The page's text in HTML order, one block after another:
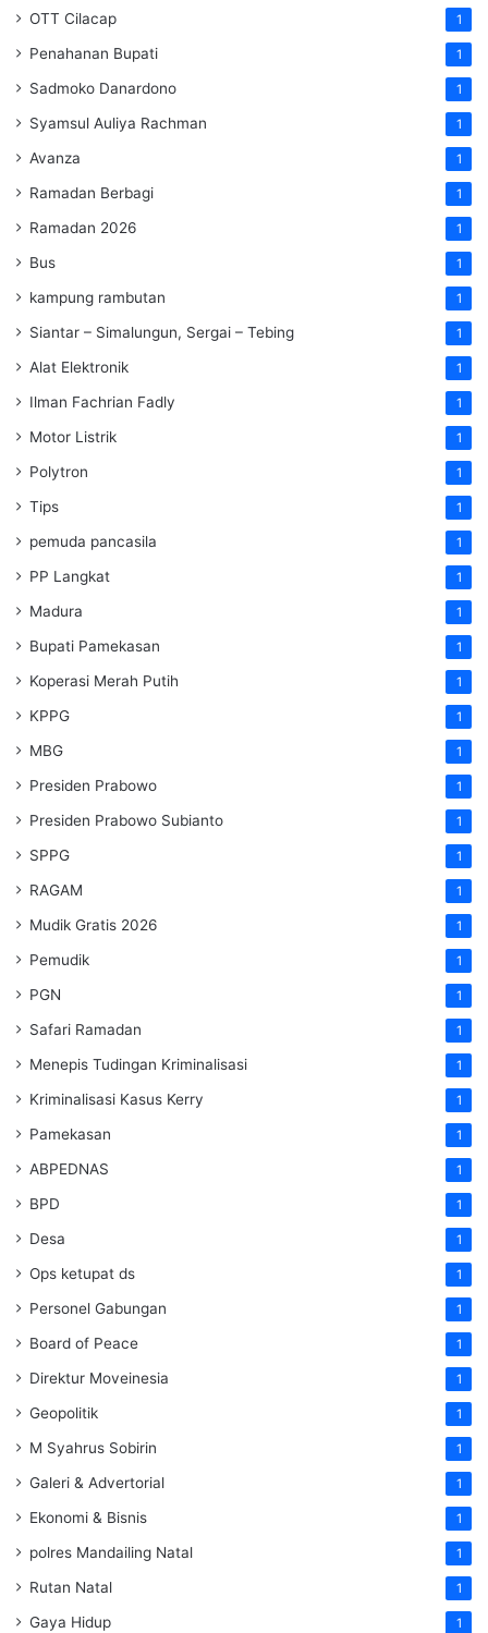
OTT Cilacap 1
Penahanan Bupati 1
Sadmoko Danardono 1
Syamsul Auliya Rachman 1
Avanza 1
Ramadan Berbagi 1
Ramadan 2026 1
Bus 1
kampung rambutan 1
Siantar – Simalungun, Sergai – Tebing 1
Alat Elektronik 1
Ilman Fachrian Fadly 1
Motor Listrik 1
Polytron 1
Tips 1
pemuda pancasila 1
PP Langkat 1
Madura 1
Bupati Pamekasan 1
Koperasi Merah Putih 1
KPPG 1
MBG 1
Presiden Prabowo 1
Presiden Prabowo Subianto 1
SPPG 1
RAGAM 1
Mudik Gratis 2026 1
Pemudik 1
PGN 1
Safari Ramadan 1
Menepis Tudingan Kriminalisasi 1
Kriminalisasi Kasus Kerry 1
Pamekasan 1
ABPEDNAS 1
BPD 1
Desa 1
Ops ketupat ds 1
Personel Gabungan 1
Board of Peace 1
Direktur Moveinesia 1
Geopolitik 1
M Syahrus Sobirin 1
Galeri & Advertorial 1
Ekonomi & Bisnis 1
polres Mandailing Natal 1
Rutan Natal 1
Gaya Hidup 1